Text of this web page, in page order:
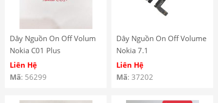
Dây Nguồn On Off Volum
Nokia C01 Plus
Liên Hệ
Mã: 56299
Dây Nguồn On Off Volume
Nokia 7.1
Liên Hệ
Mã: 37202